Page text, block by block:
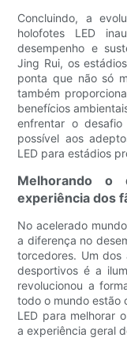
Concluindo, a
holofotes LED
desempenho e
Jing Rui, os
ponta que não só
também
benefícios
enfrentar o
possível aos
LED para estádios
Melhorando o
experiência dos
No acelerado
a diferença no
torcedores. Um dos
desportivos é a
revolucionou a
todo o mundo estão
LED para melhorar
a experiência geral